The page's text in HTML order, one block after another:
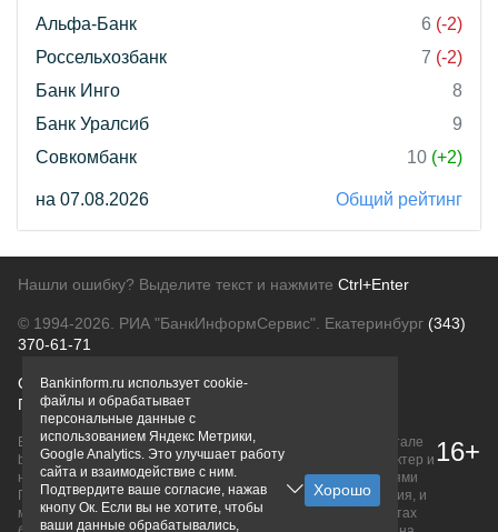
Альфа-Банк
6 (-2)
Россельхозбанк
7 (-2)
Банк Инго
8
Банк Уралсиб
9
Совкомбанк
10 (+2)
на 07.08.2026 Общий рейтинг
Нашли ошибку? Выделите текст и нажмите Ctrl+Enter
© 1994-2026. РИА "БанкИнформСервис". Екатеринбург (343)
370-61-71
О проектеПолитика конфиденциальности
Правовая информацияДля рекламодателей
Вся информация о продуктах банков, размещенная на портале
bankinform.ru, носит исключительно ознакомительный характер и
не является публичной офертой, определяемой положениями
ГК РФ. Информация не содержит точного и полного описания, и
может быть изменена. Конечные условия уточняйте на сайтах
16+
Bankinform.ru использует cookie-
файлы и обрабатывает
персональные данные с
использованием Яндекс Метрики,
Google Analytics. Это улучшает работу
сайта и взаимодействие с ним.
Подтвердите ваше согласие, нажав
кнопу Ок. Если вы не хотите, чтобы
ваши данные обрабатывались,